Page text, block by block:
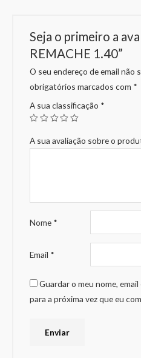
Seja o primeiro a
REMACHE 1.40”
O seu endereço de email não
obrigatórios marcados com *
A sua classificação *
A sua avaliação sobre o
Nome *
Email *
Guardar o meu nome,
para a próxima vez que eu